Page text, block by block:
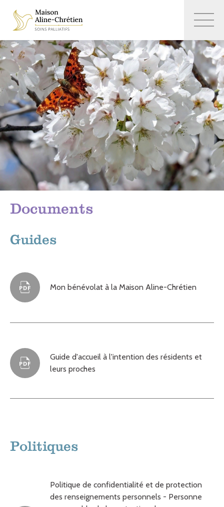
Documents
Guides
Mon bénévolat à la Maison Aline-Chrétien
Guide d'accueil à l'intention des résidents et
leurs proches
Politiques
Politique de confidentialité et de protection
des renseignements personnels - Personne